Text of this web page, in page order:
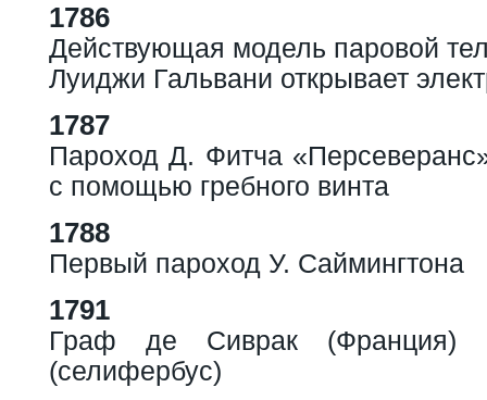
1786
Действующая модель паровой
Луиджи Гальвани открывает
1787
Пароход Д. Фитча
с помощью гребного винта
1788
Первый пароход У. Саймингтона
1791
Граф де Сиврак (Франция)
(селифербус)